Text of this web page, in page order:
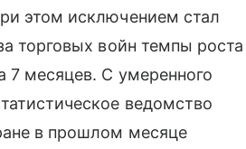
этом исключением стал
торговых войн темпы роста
месяцев. С умеренного
ведомство
в прошлом месяце